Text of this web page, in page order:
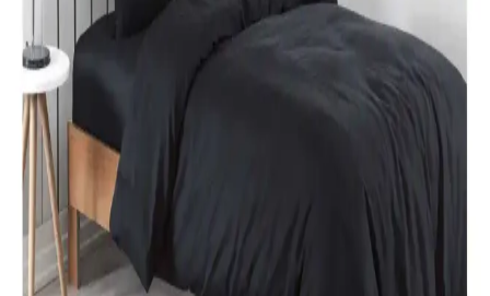
Taç Lisanslı Kuromi Temalı Tek Kişilik Pamuklu
Nevresim Takımı Detayları
%100 pamuklu Kuromi nevresim takımı, genç ve dinamik
tasarımıyla rahatlık ve şıklığı bir arada sunar. Yüksek kalite malzeme
ve pratik kullanım özellikleriyle ideal yatak odası seçeneği.
Karaca Home Nevresim Takımları Karşılaştırması:
Malzeme, Tasarım ve Kullanıcı Yorumları
İki farklı Karaca Home nevresim takımı detaylı karşılaştırmasıyla
malzeme, tasarım ve kullanıcı yorumlarını keşfedin. Konfor ve
estetik açısından önemli bilgiler içerir.